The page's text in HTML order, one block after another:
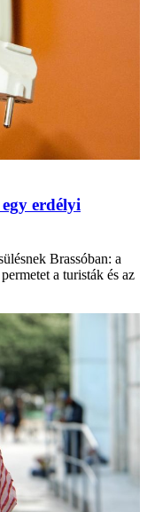
erdélyi
Brassóban: a
a turisták és az